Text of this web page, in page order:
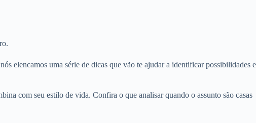
elencamos uma série de dicas que vão te ajudar a identificar possibilidades e
com seu estilo de vida. Confira o que analisar quando o assunto são casas